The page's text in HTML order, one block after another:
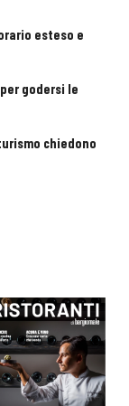
esteso e
godersi le
chiedono